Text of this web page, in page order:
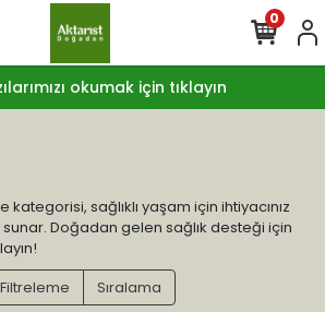
okumak için tıklayın
0
sağlıklı yaşam için ihtiyacınız
Doğadan gelen sağlık desteği için
Filtreleme
Sıralama